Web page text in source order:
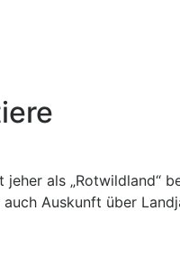
jeher als „Rotwildland“
Auskunft über